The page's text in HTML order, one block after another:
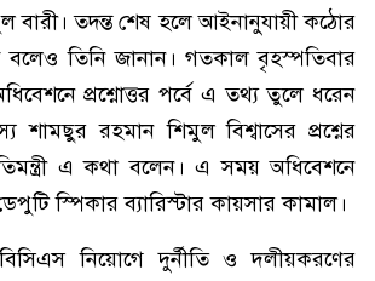
বারী। তদন্ত শেষ হলে আইনানুযায়ী কঠোর
বলেও তিনি জানান। গতকাল বৃহস্পতিবার
প্রশ্নোত্তর পর্বে এ তথ্য তুলে ধরেন
শামছুর রহমান শিমুল বিশ্বাসের প্রশ্নের
এ কথা বলেন। এ সময় অধিবেশনে
স্পিকার ব্যারিস্টার কায়সার কামাল।
বিসিএস নিয়োগে দুর্নীতি ও দলীয়করণের